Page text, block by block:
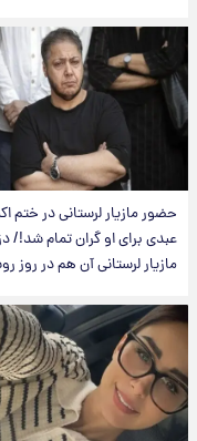
حضور مازیار لرستانی در ختم اکبر
عبدی برای او گران تمام شد!/
مازیار لرستانی آن هم در روز